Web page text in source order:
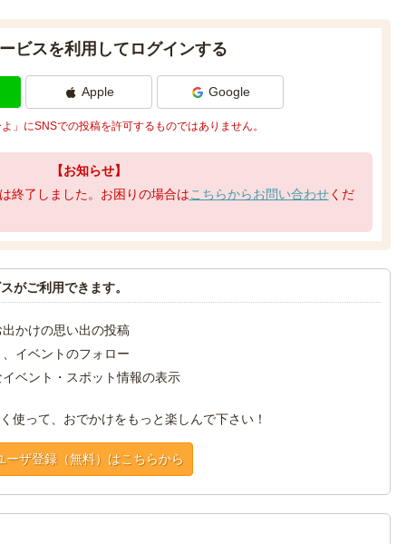
ビスを利用してログインする
Apple Google
」にSNSでの投稿を許可するものではありません。
【お知らせ】
終了しました。お困りの場合はこちらからお問い合わせくだ
がご利用できます。
かけの思い出の投稿
イベントのフォロー
ベント・スポット情報の表示
使って、おでかけをもっと楽しんで下さい！
ーザ登録（無料）はこちらから